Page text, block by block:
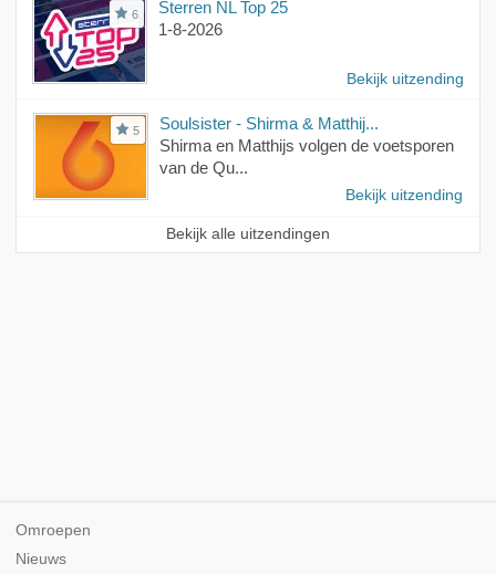
6
Sterren NL Top 25
1-8-2026
Bekijk uitzending
5
Soulsister - Shirma & Matthij...
Shirma en Matthijs volgen de voetsporen
van de Qu...
Bekijk uitzending
Bekijk alle uitzendingen
Omroepen
Nieuws